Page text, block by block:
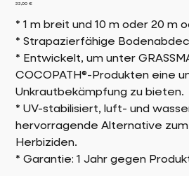
Preis
33,00 €
* 1 m breit und 10 m oder 20 m
* Strapazierfähige
* Entwickelt, um unter
COCOPATH®-Produkten eine
Unkrautbekämpfung zu bieten.
* UV-stabilisiert, luft- und
hervorragende Alternative zum
Herbiziden.
* Garantie: 1 Jahr gegen